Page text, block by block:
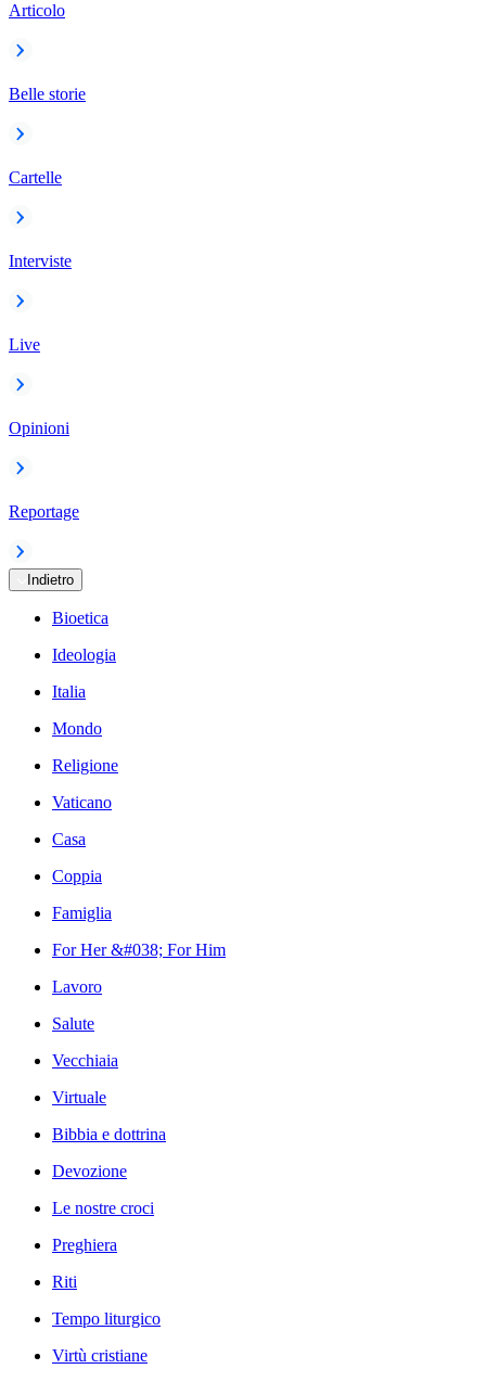
Articolo
Belle storie
Cartelle
Interviste
Live
Opinioni
Reportage
Indietro
Bioetica
Ideologia
Italia
Mondo
Religione
Vaticano
Casa
Coppia
Famiglia
For Her &#038; For Him
Lavoro
Salute
Vecchiaia
Virtuale
Bibbia e dottrina
Devozione
Le nostre croci
Preghiera
Riti
Tempo liturgico
Virtù cristiane